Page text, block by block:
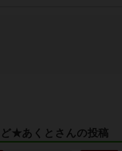
★あくとさんの投稿